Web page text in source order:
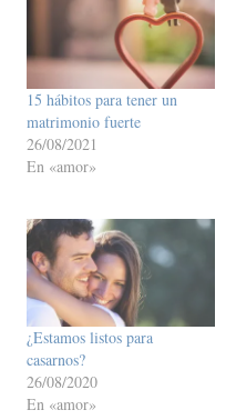
15 hábitos para tener un
matrimonio fuerte
26/08/2021
En «amor»
¿Estamos listos para
casarnos?
26/08/2020
En «amor»